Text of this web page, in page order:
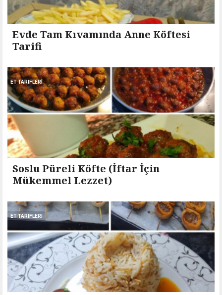
Evde Tam Kıvamında Anne Köftesi
Tarifi
ET TARIFLERI
Soslu Püreli Köfte (İftar İçin
Mükemmel Lezzet)
ET TARIFLERI